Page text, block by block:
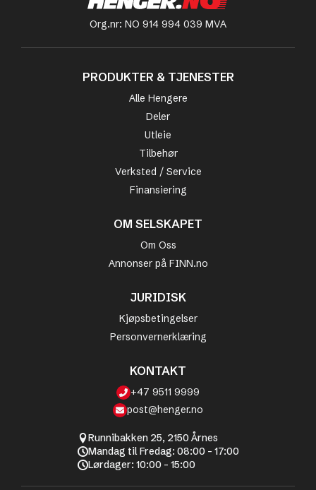
Org.nr: NO 914 994 039 MVA
PRODUKTER & TJENESTER
Alle Hengere
Deler
Utleie
Tilbehør
Verksted / Service
Finansiering
OM SELSKAPET
Om Oss
Annonser på FINN.no
JURIDISK
Kjøpsbetingelser
Personvernerklæring
KONTAKT
+47 9511 9999
post@henger.no
Runnibakken 25, 2150 Årnes
Mandag til Fredag: 08:00 - 17:00
Lørdager: 10:00 - 15:00